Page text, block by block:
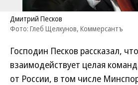
Дмитрий Песков
Фото: Глеб Щелкунов, Коммерсантъ
Господин Песков рассказал,
взаимодействует целая
от России, в том числе